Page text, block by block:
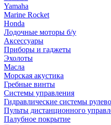
Yamaha
Marine Rocket
Honda
Лодочные моторы б/у
Аксессуары
Приборы и гаджеты
Эхолоты
Масла
Морская акустика
Гребные винты
Системы управления
Гидравлические системы
Пульты дистанционного
Палубное покрытие